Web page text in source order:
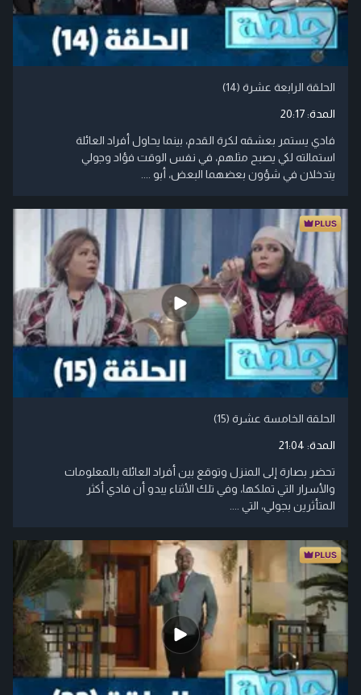
الحلقة الرابعة عشرة (14)
المدة:20:17
فادي يستمر بعشقه لكرة القدم، بينما يحاول أفراد العائلة
استمالته لكي يصبح مثلهم، في نفس الوقت فؤاد وجولي
يتدخلان في شؤون بعضهما البعض، أبو ....
الحلقة الخامسة عشرة (15)
المدة: 21:04
تحضر بصارة إلى المنزل وتوقع بين أفراد العائلة بالمعلومات
والأسرار التي تملكها، وفي تلك الأثناء يبدو أن فادي أكثر
المتأثرين بجولي، التي ....